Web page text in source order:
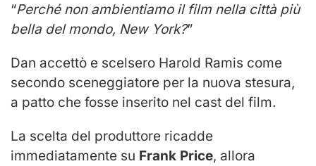
“Perché non ambientiamo il film nella città più
bella del mondo, New York?”
Dan accettò e scelsero Harold Ramis come
secondo sceneggiatore per la nuova stesura,
a patto che fosse inserito nel cast del film.
La scelta del produttore ricadde
immediatamente su Frank Price, allora